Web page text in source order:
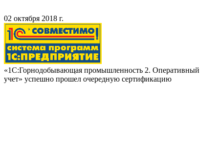
02 октября 2018 г.
«1С:Горнодобывающая промышленность 2. Оперативный
учет» успешно прошел очередную сертификацию